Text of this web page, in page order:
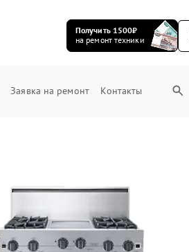
Получить 1500₽
на ремонт техники
Заявка на ремонт Контакты